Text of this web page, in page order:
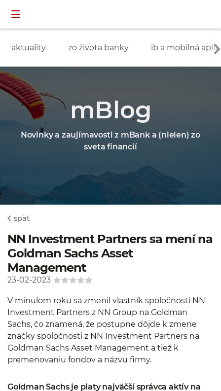
aktuality zo života banky ib a mobilná
mBlog
Novinky a zaujímavosti z mBank a (nielen) zo
sveta financií
späť
NN Investment Partners sa mení na
Goldman Sachs Asset
Management
23-02-2023
V minulom roku sa zmenil vlastník spoločnosti NN
Investment Partners z NN Group na Goldman
Sachs, čo znamená, že postupne dôjde k zmene
značky spoločnosti z NN Investment Partners na
Goldman Sachs Asset Management a tiež k
premenovaniu fondov a názvu firmy.
Goldman Sachs je piaty najväčší správca aktív na